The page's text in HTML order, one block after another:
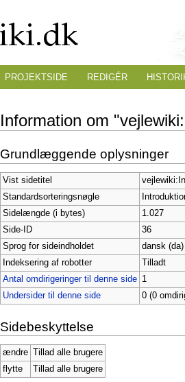
Information om
Grundlæggende oplysninger
Vist sidetitel
Standardsorteringsnøgle
Sidelængde (i bytes)
1.027
Side-ID
36
Sprog for sideindholdet
dansk (da)
Indeksering af robotter
Tilladt
Antal omdirigeringer til denne side
1
Undersider til denne side
0 (0
Sidebeskyttelse
ændre
Tillad alle brugere
flytte
Tillad alle brugere
PROJEKTSIDE REDIGÉR